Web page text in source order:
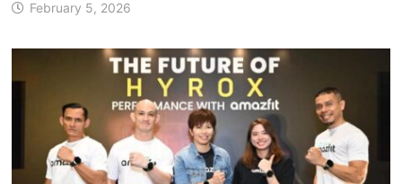
February 5, 2026